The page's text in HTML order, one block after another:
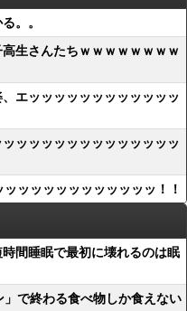
。。
生さんたちｗｗｗｗｗｗｗｗ
エッッッッッッッッッッッッ
ッッッッッッッッッッッッッ
ッッッッッッッッッッッ！！
間睡眠で最初に壊れるのは眠
」で終わる食べ物しか食えない